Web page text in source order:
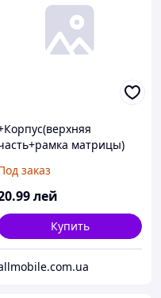
матрицы)
заказ
.99лей
Купить